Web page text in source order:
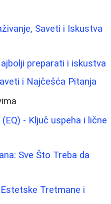
Saveti i Iskustva
preparati i iskustva
i Najčešća Pitanja
- Ključ uspeha i lične
Sve Što Treba da
Tretmane i